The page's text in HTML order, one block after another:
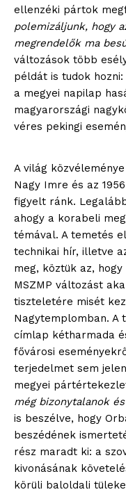
ellenzéki pártok
polemizáljunk, hogy
megrendelők ma
változások több
példát is tudok
a megyei napilap
magyarországi
véres pekingi
A világ
Nagy Imre és az
figyelt ránk.
ahogy a korabeli
témával. A temetés
technikai hír, illetve
meg, köztük az,
MSZMP változást
tiszteletére misét
Nagytemplomban. A
címlap kétharmada
fővárosi
terjedelmet sem
megyei
még bizonytalanok
is beszélve, hogy
beszédének
rész maradt ki: a
kivonásának
körüli baloldali